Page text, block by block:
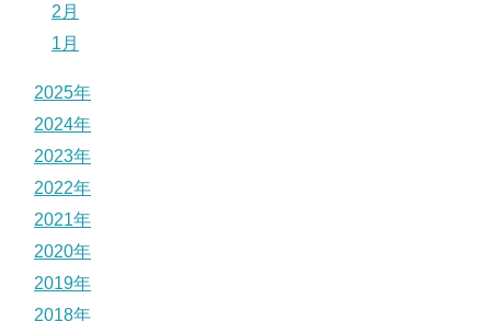
2月
1月
2025年
2024年
2023年
2022年
2021年
2020年
2019年
2018年